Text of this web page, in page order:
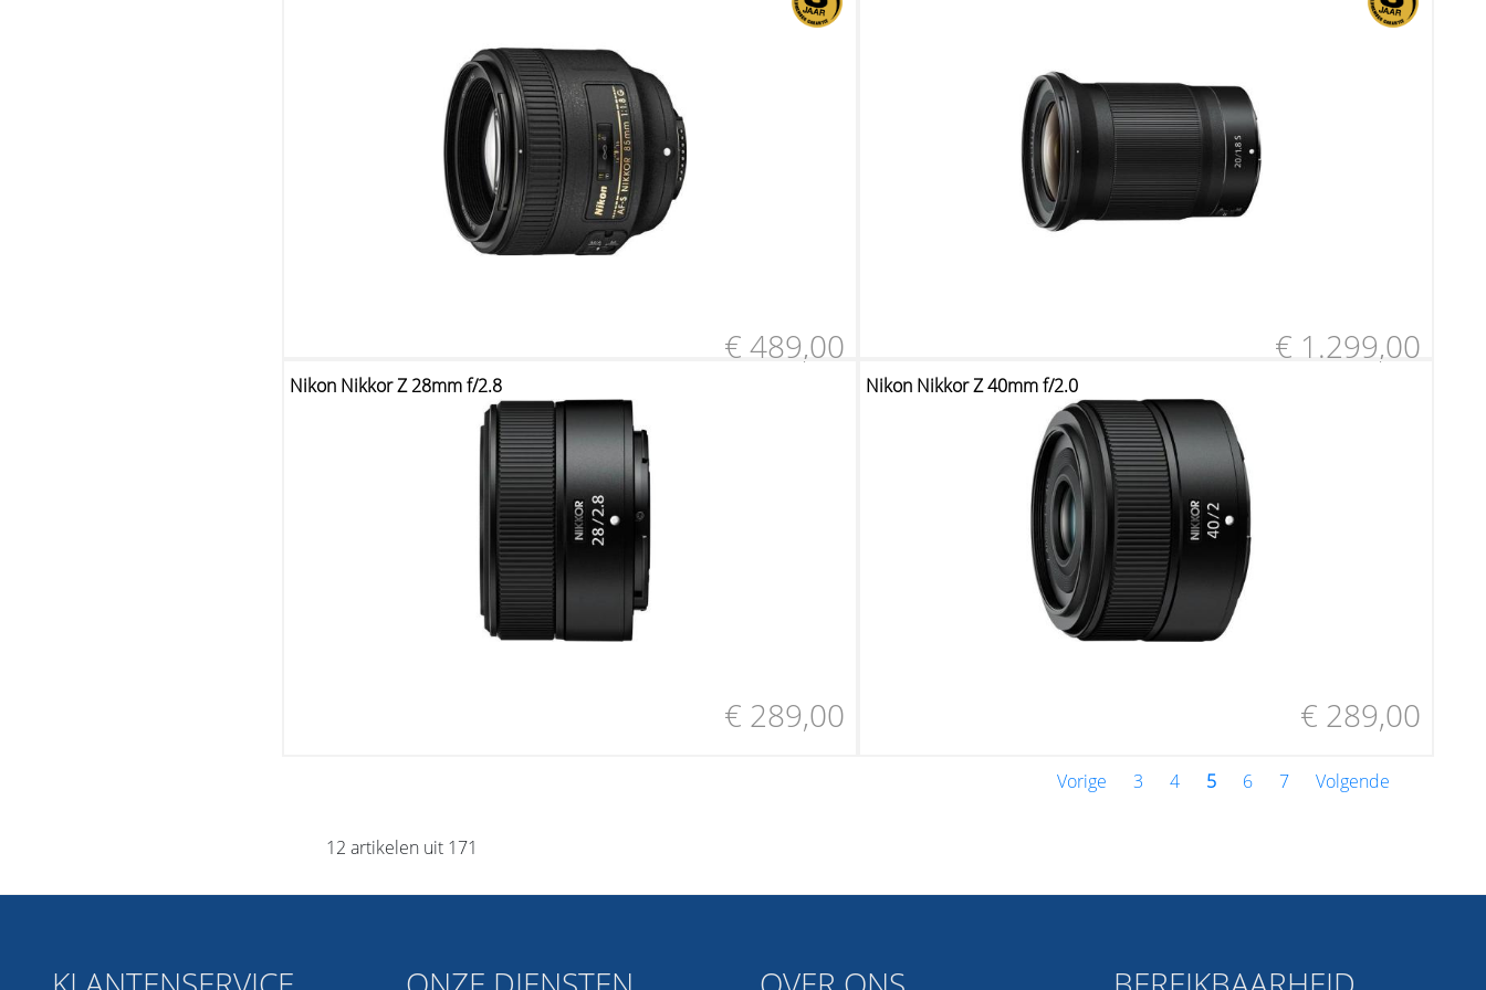
€ 489,00 € 1.299,00
Nikon Nikkor Z 28mm f/2.8
€ 289,00
Nikon Nikkor Z 40mm f/2.0
€ 289,00
Vorige 3 4 5 6 7 Volgende
12 artikelen uit 171